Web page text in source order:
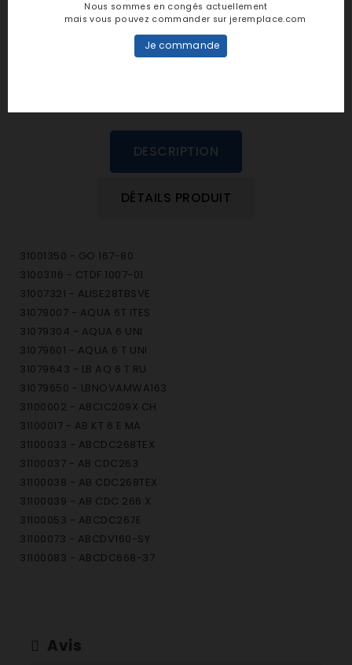
personne n'a encore posté d'avis
DESCRIPTION
DÉTAILS PRODUIT
31001350 - GO 167-80
31003116 - CTDF 1007-01
31007321 - ALISE28TBSVE
31079007 - AQUA 6T ITES
31079304 - AQUA 6 UNI
31079601 - AQUA 6 T UNI
31079643 - LB AQ 6 T RU
31079650 - LBNOVAMWA163
31100002 - ABCIC209X CH
31100017 - AB KT 6 E MA
31100033 - ABCDC268TEX
31100037 - AB CDC263
31100038 - AB CDC268TEX
31100039 - AB CDC 266 X
31100053 - ABCDC267E
31100073 - ABCDV160-SY
31100083 - ABCDC668-37
31100304 - GO DC 78/1-86S
Avis
Nous sommes en congés actuellement
mais vous pouvez commander sur jeremplace.com
Je commande